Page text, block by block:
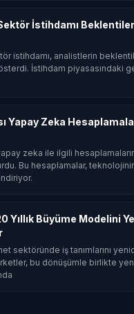
İstihdamı
istihdamı, analistlerin
İstihdam piyasasındaki
Yapay Zeka
zeka ile ilgili
Bu hesaplamalar,
Yıllık Büyüme Modelini
sektöründe iş tanımlarını
bu dönüşümle birlikte